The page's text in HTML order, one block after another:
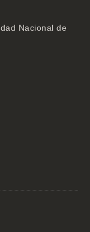
Nacional de